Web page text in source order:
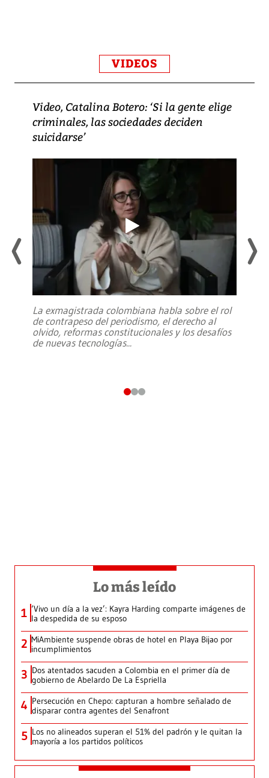
VIDEOS
Video, Catalina Botero: ‘Si la gente elige
criminales, las sociedades deciden
suicidarse’
La exmagistrada colombiana habla sobre el rol
de contrapeso del periodismo, el derecho al
olvido, reformas constitucionales y los desafíos
de nuevas tecnologías...
Lo más leído
1 ‘Vivo un día a la vez’: Kayra Harding comparte imágenes de
la despedida de su esposo
2 MiAmbiente suspende obras de hotel en Playa Bijao por
incumplimientos
3 Dos atentados sacuden a Colombia en el primer día de
gobierno de Abelardo De La Espriella
4 Persecución en Chepo: capturan a hombre señalado de
disparar contra agentes del Senafront
5 Los no alineados superan el 51% del padrón y le quitan la
mayoría a los partidos políticos